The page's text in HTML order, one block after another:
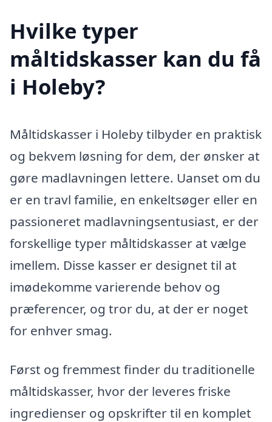
Hvilke typer
måltidskasser kan du få
i Holeby?
Måltidskasser i Holeby tilbyder en praktisk
og bekvem løsning for dem, der ønsker at
gøre madlavningen lettere. Uanset om du
er en travl familie, en enkeltsøger eller en
passioneret madlavningsentusiast, er der
forskellige typer måltidskasser at vælge
imellem. Disse kasser er designet til at
imødekomme varierende behov og
præferencer, og tror du, at der er noget
for enhver smag.
Først og fremmest finder du traditionelle
måltidskasser, hvor der leveres friske
ingredienser og opskrifter til en komplet